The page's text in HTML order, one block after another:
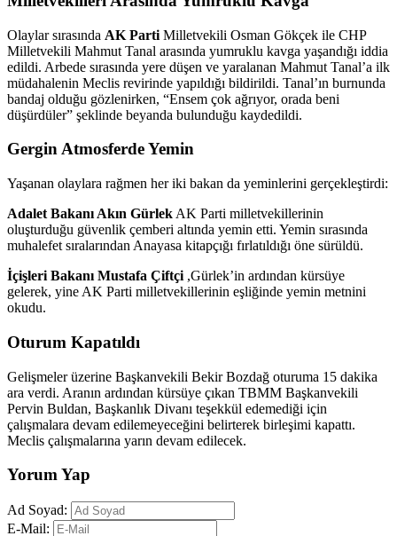
Olaylar sırasında AK Parti Milletvekili Osman Gökçek ile CHP
Milletvekili Mahmut Tanal arasında yumruklu kavga yaşandığı iddia
edildi. Arbede sırasında yere düşen ve yaralanan Mahmut Tanal’a ilk
müdahalenin Meclis revirinde yapıldığı bildirildi. Tanal’ın burnunda
bandaj olduğu gözlenirken, “Ensem çok ağrıyor, orada beni
düşürdüler” şeklinde beyanda bulunduğu kaydedildi.
Gergin Atmosferde Yemin
Yaşanan olaylara rağmen her iki bakan da yeminlerini gerçekleştirdi:
Adalet Bakanı Akın Gürlek AK Parti milletvekillerinin
oluşturduğu güvenlik çemberi altında yemin etti. Yemin sırasında
muhalefet sıralarından Anayasa kitapçığı fırlatıldığı öne sürüldü.
İçişleri Bakanı Mustafa Çiftçi ,Gürlek’in ardından kürsüye
gelerek, yine AK Parti milletvekillerinin eşliğinde yemin metnini
okudu.
Oturum Kapatıldı
Gelişmeler üzerine Başkanvekili Bekir Bozdağ oturuma 15 dakika
ara verdi. Aranın ardından kürsüye çıkan TBMM Başkanvekili
Pervin Buldan, Başkanlık Divanı teşekkül edemediği için
çalışmalara devam edilemeyeceğini belirterek birleşimi kapattı.
Meclis çalışmalarına yarın devam edilecek.
Yorum Yap
Ad Soyad:
E-Mail: